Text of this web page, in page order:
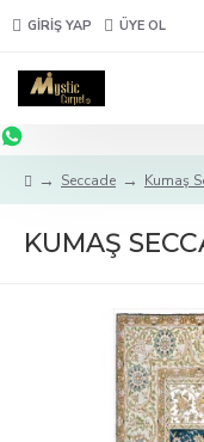
GIRIŞ YAP ÜYE OL
Seccade Kumaş
KUMAŞ